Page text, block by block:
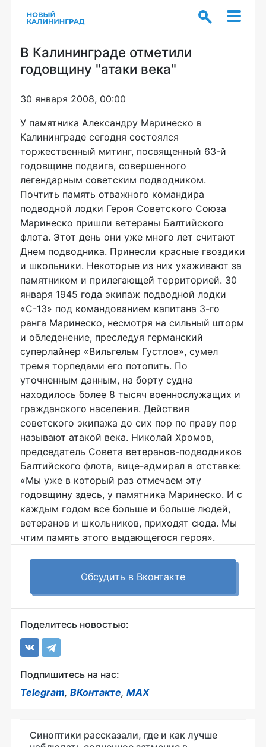
В Калининграде отметили
годовщину "атаки века"
30 января 2008, 00:00
У памятника Александру Маринеско в
Калининграде сегодня состоялся
торжественный митинг, посвященный 63-й
годовщине подвига, совершенного
легендарным советским подводником.
Почтить память отважного командира
подводной лодки Героя Советского Союза
Маринеско пришли ветераны Балтийского
флота. Этот день они уже много лет считают
Днем подводника. Принесли красные гвоздики
и школьники. Некоторые из них ухаживают за
памятником и прилегающей территорией. 30
января 1945 года экипаж подводной лодки
«С-13» под командованием капитана 3-го
ранга Маринеско, несмотря на сильный шторм
и обледенение, преследуя германский
суперлайнер «Вильгельм Густлов», сумел
тремя торпедами его потопить. По
уточненным данным, на борту судна
находилось более 8 тысяч военнослужащих и
гражданского населения. Действия
советского экипажа до сих пор по праву пор
называют атакой века. Николай Хромов,
председатель Совета ветеранов-подводников
Балтийского флота, вице-адмирал в отставке:
«Мы уже в который раз отмечаем эту
годовщину здесь, у памятника Маринеско. И с
каждым годом все больше и больше людей,
ветеранов и школьников, приходят сюда. Мы
чтим память этого выдающегося героя».
Обсудить в Вконтакте
Поделитесь новостью:
Подпишитесь на нас:
Telegram, ВКонтакте, MAX
Синоптики рассказали, где и как лучше